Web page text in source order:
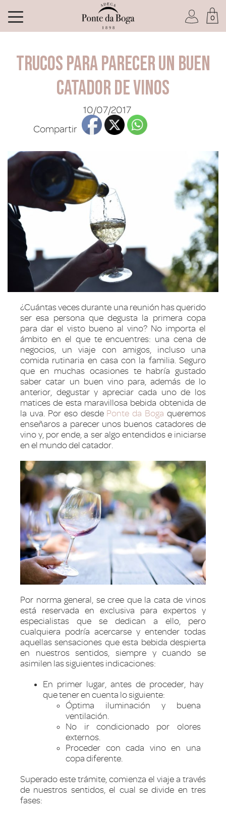
He olvidado mi contraseña
0
Trucos para parecer un buen
catador de vinos
10/07/2017
Compartir
¿Cuántas veces durante una reunión has querido
ser esa persona que degusta la primera copa
para dar el visto bueno al vino? No importa el
ámbito en el que te encuentres: una cena de
negocios, un viaje con amigos, incluso una
comida rutinaria en casa con la familia. Seguro
que en muchas ocasiones te habría gustado
saber catar un buen vino para, además de lo
anterior, degustar y apreciar cada uno de los
matices de esta maravillosa bebida obtenida de
la uva. Por eso desde Ponte da Boga queremos
enseñaros a parecer unos buenos catadores de
vino y, por ende, a ser algo entendidos e iniciarse
en el mundo del catador.
Por norma general, se cree que la cata de vinos
está reservada en exclusiva para expertos y
especialistas que se dedican a ello, pero
cualquiera podría acercarse y entender todas
aquellas sensaciones que esta bebida despierta
en nuestros sentidos, siempre y cuando se
asimilen las siguientes indicaciones:
En primer lugar, antes de proceder, hay
que tener en cuenta lo siguiente:
Óptima iluminación y buena
ventilación.
No ir condicionado por olores
externos.
Proceder con cada vino en una
copa diferente.
Superado este trámite, comienza el viaje a través
de nuestros sentidos, el cual se divide en tres
fases: